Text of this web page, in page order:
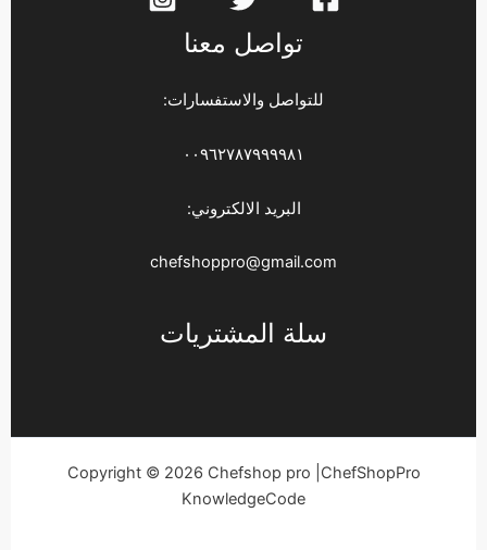
تواصل معنا
للتواصل والاستفسارات:
٠٠٩٦٢٧٨٧٩٩٩٩٨١
البريد الالكتروني:
chefshoppro@gmail.com
سلة المشتريات
Copyright © 2026 Chefshop pro |ChefShopPro
KnowledgeCode